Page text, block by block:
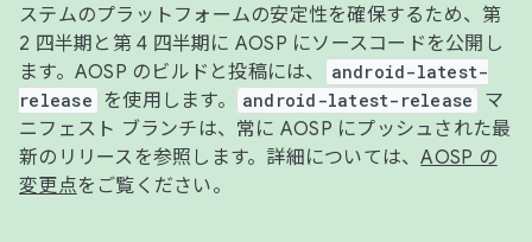
ステムのプラットフォームの安定性を確保するため、第
2 四半期と第 4 四半期に AOSP にソースコードを公開し
ます。AOSP のビルドと投稿には、
android-latest-
release
を使用します。 android-latest-release
マ
ニフェスト ブランチは、常に AOSP にプッシュされた最
新のリリースを参照します。詳細については、AOSP の
変更点をご覧ください。